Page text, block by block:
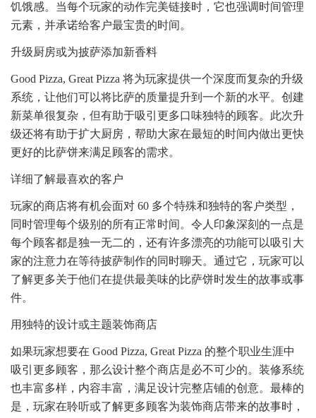
饥饿感。当每个玩家的动作完美链接时，它也强调时间管理
元素，并承诺给客户最宝贵的时间。
升级厨房或为披萨添加新香料
Good Pizza, Great Pizza 将为玩家提供一个深度而复杂的升级
系统，让他们可以将比萨的质量提升到一个新的水平。创建
新菜单很复杂，但有助于吸引更多口味独特的顾客。此次升
级还将有助于扩大厨房，帮助大家在最短的时间内做出更快
更好的比萨饼来满足顾客的需求。
详细了解最喜欢的客户
玩家的商店将有机会面对 60 多个特殊和独特的客户类型，
同时管理每个级别的所有正常时间。令人印象深刻的一点是
每个顾客都是独一无二的，还有许多漂亮的功能可以吸引大
家的注意力在等待披萨制作的同时聊天。通过它，玩家可以
了解更多关于他们在提供最美味的比萨饼时发生的故事或事
件。
用独特的设计或主题装饰商店
如果玩家想要在 Good Pizza, Great Pizza 的整个职业生涯中
吸引更多顾客，那么设计整个商店是必不可少的。装修系统
也丰富多样，内容丰富，满足设计完整店铺的创意。最棒的
是，玩家在聆听或了解更多顾客为装饰商店带来的故事时，